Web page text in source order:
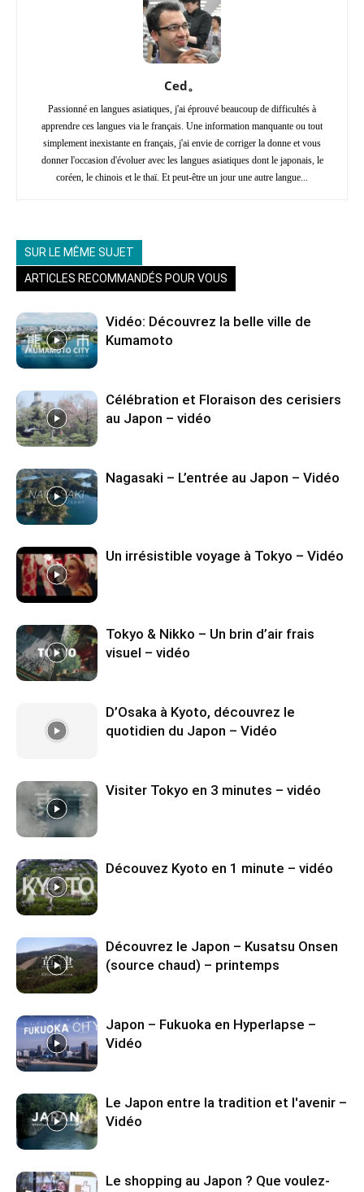
Ced。
Passionné en langues asiatiques, j'ai éprouvé beaucoup de difficultés à
apprendre ces langues via le français. Une information manquante ou tout
simplement inexistante en français, j'ai envie de corriger la donne et vous
donner l'occasion d'évoluer avec les langues asiatiques dont le japonais, le
coréen, le chinois et le thaï. Et peut-être un jour une autre langue...
SUR LE MÊME SUJET
ARTICLES RECOMMANDÉS POUR VOUS
Vidéo: Découvrez la belle ville de
Kumamoto
Célébration et Floraison des cerisiers
au Japon – vidéo
Nagasaki – L’entrée au Japon – Vidéo
Un irrésistible voyage à Tokyo – Vidéo
Tokyo & Nikko – Un brin d’air frais
visuel – vidéo
D’Osaka à Kyoto, découvrez le
quotidien du Japon – Vidéo
Visiter Tokyo en 3 minutes – vidéo
Découvez Kyoto en 1 minute – vidéo
Découvrez le Japon – Kusatsu Onsen
(source chaud) – printemps
Japon – Fukuoka en Hyperlapse –
Vidéo
Le Japon entre la tradition et l'avenir –
Vidéo
Le shopping au Japon ? Que voulez-